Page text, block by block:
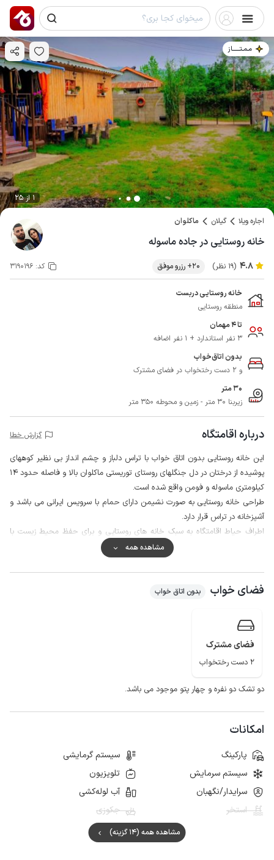
مـمـتــــــاز
1 از 25
اجاره ویلا گیلان ماکلوان
خانه روستایی در جاده ماسوله
4.8 (19 نظر) 20+ رزرو موفق کد: 3190196
خانه روستایی دربست
منطقه روستایی
تا 4 مهمان
3 نفر استاندارد + 1 نفر اضافه
بدون اتاق‌خواب
و 2 دست رختخواب در فضای مشترک
30 متر
زیربنا 30 متر - زمین و محوطه 350 متر
درباره اقامتگاه گزارش خطا
این خانه روستایی بدون اتاق خواب با تراس دلباز و چشم انداز بی نظیر کوههای
پوشیده از درختان در دل جنگلهای روستای توریستی ماکلوان بالا و فاصله حدود 14
کیلومتری ماسوله و فومن واقع شده است.
طراحی خانه روستایی به صورت نشیمن دارای حمام با سرویس ایرانی می باشد و
آشپزخانه در تراس قرار دارد.
اطراف حیاط اقامتگاه به سبک خانه های روستایی و برای حفظ محیط زیست با
دیوار و فنس محصور است و میزبان در همسایگی سکونت دارد.
20 متر انتهایی مسیر دسترسی به اقامتگاه به صورت خاکی و قابل تردد برای انواع
خودرو می باشد.
کیفیت پوشش شبکه تلفن همراه برای دو اپراتور ایرانسل و همراه اول در مکالمه
عالی و دسترسی به اینترنت به صورت 4g می باشد.
مشاهده همه
فضای خواب بدون اتاق خواب
فضای مشترک
2 دست رختخواب
دو تشک دو نفره و چهار پتو موجود می باشد.
امکانات
پارکینگ
سیستم گرمایشی
سیستم سرمایش
تلویزیون
سرایدار/نگهبان
آب لوله‌کشی
استخر
جکوزی
مشاهده همه (14 گزینه)